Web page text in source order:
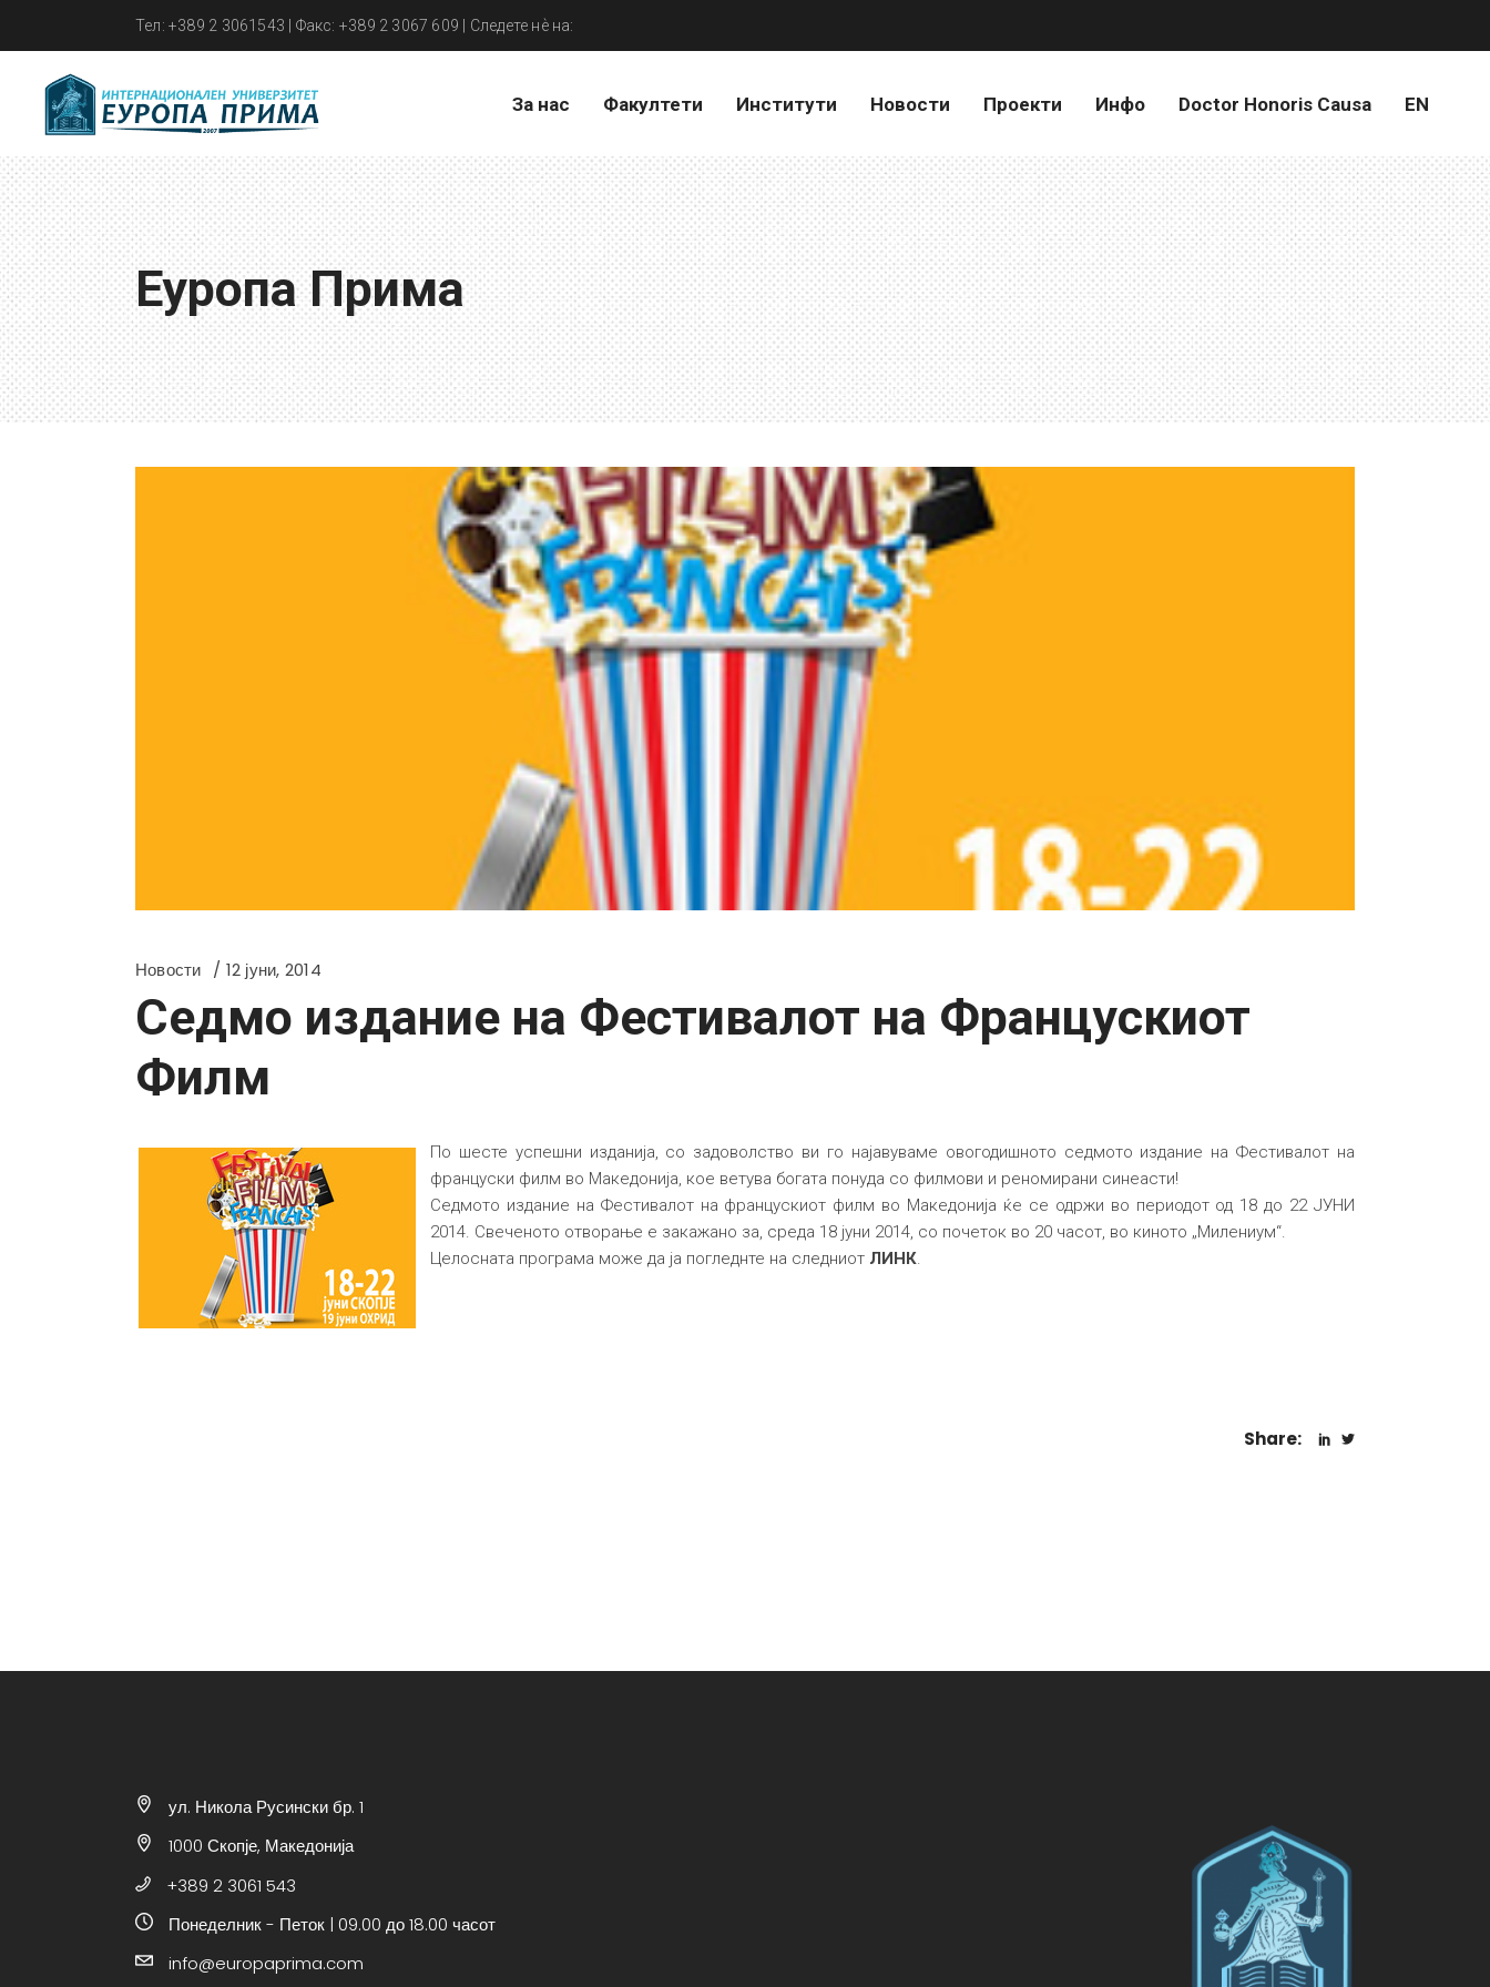
Тел: +389 2 3061543 | Факс: +389 2 3067 609 | Следете нѐ на:
За нас Факултети Институти Новости Проекти Инфо Doctor Honoris Causa EN
Еуропа Прима
Новости 12 јуни, 2014
Седмо издание на Фестивалот на Францускиот
Филм
По шесте успешни изданија, со задоволство ви го најавуваме овогодишното седмото издание на Фестивалот на
француски филм во Македонија, кое ветува богата понуда со филмови и реномирани синеасти!
Седмото издание на Фестивалот на францускиот филм во Македонија ќе се одржи во периодот од 18 до 22 ЈУНИ
2014. Свеченото отворање е закажано за, среда 18 јуни 2014, со почеток во 20 часот, во киното „Милениум“.
Целосната програма може да ја погледнте на следниот ЛИНК.
Share:
ул. Никола Русински бр. 1
1000 Скопје, Македонија
+389 2 3061 543
Понеделник - Петок | 09.00 до 18.00 часот
info@europaprima.com